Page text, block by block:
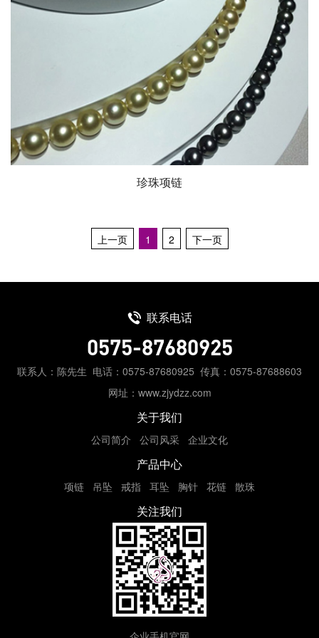
珍珠项链
上一页 1 2 下一页
联系电话
0575-87680925
联系人：陈先生 电话：0575-87680925 传真：0575-87688603
网址：www.zjydzz.com
关于我们
公司简介 公司风采 企业文化
产品中心
项链 吊坠 戒指 耳坠 胸针 花链 散珠
关注我们